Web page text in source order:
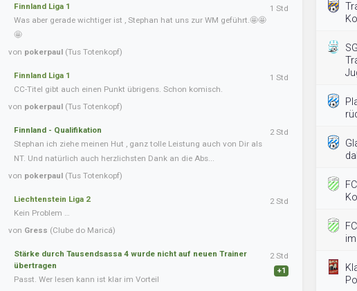
Finnland Liga 1
Was aber gerade wichtiger ist , Stephan hat uns zur WM geführt.🤩🤩
🤩
von pokerpaul (Tus Totenkopf)
1 Std
Finnland Liga 1
CC-Titel gibt auch einen Punkt übrigens. Schon komisch.
von pokerpaul (Tus Totenkopf)
1 Std
Finnland - Qualifikation
Stephan ich ziehe meinen Hut , ganz tolle Leistung auch von Dir als
NT. Und natürlich auch herzlichsten Dank an die Abs...
von pokerpaul (Tus Totenkopf)
2 Std
Liechtenstein Liga 2
Kein Problem …
von Gress (Clube do Maricá)
2 Std
Stärke durch Tausendsassa 4 wurde nicht auf neuen Trainer
übertragen
Passt. Wer lesen kann ist klar im Vorteil
2 Std
+1